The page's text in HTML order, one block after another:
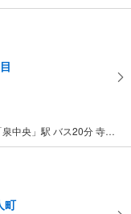
仙台市地下鉄南北線 「泉中央」駅 バス20分 寺岡入口下車 バス停下車 徒歩3分
町